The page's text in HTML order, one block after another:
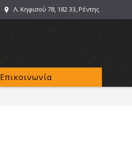
Λ. Κηφισού 78, 182 33, Ρέντης
Επικοινωνία